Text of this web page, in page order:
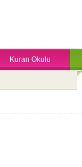
Kuran Okulu